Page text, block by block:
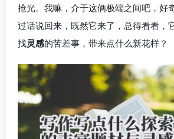
抢光。我嘛，介于这俩极端之间吧，好
过话说回来，既然它来了，总得看看，
找灵感的苦差事，带来点什么新花样？